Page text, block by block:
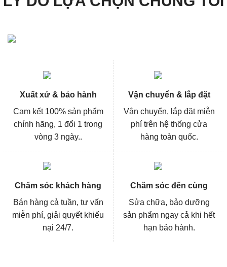
Xuất xứ & bảo hành
Cam kết 100% sản phẩm
chính hãng, 1 đổi 1 trong
vòng 3 ngày..
Vận chuyển & lắp đặt
Vận chuyển, lắp đặt miễn
phí trên hệ thống cửa
hàng toàn quốc.
Chăm sóc khách hàng
Bán hàng cả tuần, tư vấn
miễn phí, giải quyết khiếu
nại 24/7.
Chăm sóc đến cùng
Sửa chữa, bảo dưỡng
sản phẩm ngay cả khi hết
hạn bảo hành.